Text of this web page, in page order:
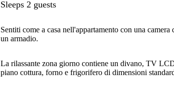
Sleeps 2 guests
Sentiti come a casa nell'appartamento con una
un armadio.
La rilassante zona giorno contiene un divano, TV
piano cottura, forno e frigorifero di dimensioni